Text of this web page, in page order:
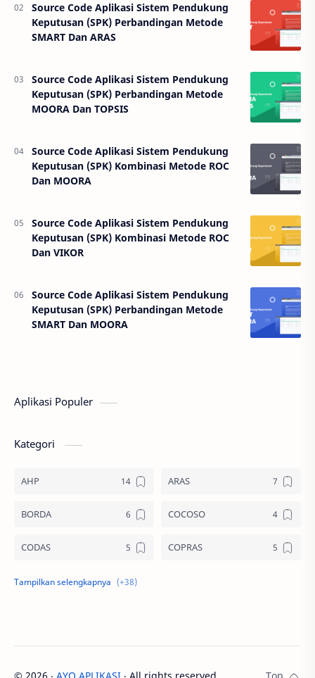
Source Code Aplikasi Sistem Pendukung
Keputusan (SPK) Perbandingan Metode
SMART Dan ARAS
Source Code Aplikasi Sistem Pendukung
Keputusan (SPK) Perbandingan Metode
MOORA Dan TOPSIS
Source Code Aplikasi Sistem Pendukung
Keputusan (SPK) Kombinasi Metode ROC
Dan MOORA
Source Code Aplikasi Sistem Pendukung
Keputusan (SPK) Kombinasi Metode ROC
Dan VIKOR
Source Code Aplikasi Sistem Pendukung
Keputusan (SPK) Perbandingan Metode
SMART Dan MOORA
Aplikasi Populer
Kategori
AHP ARAS
BORDA COCOSO
CODAS COPRAS
CPI
ENTROPY FUZZY